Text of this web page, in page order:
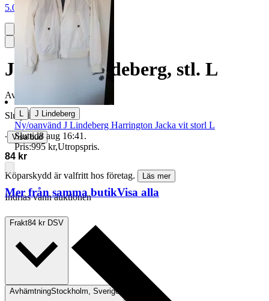
5.0
Jacka, J. Lindeberg, stl. L
Avslutad
Slutpris
∙ Visa bud
84 kr
Köparskydd är valfritt hos företag.
Läs mer
Indrias vann auktionen
Frakt84 kr DSV
AvhämtningStockholm, Sverige
| J Lindeberg
Ny/oanvänd J Lindeberg Harrington Jacka vit storl L
Sluttid8 aug 16:41 .
Pris:995 kr,Utropspris.
Mer från samma butikVisa alla